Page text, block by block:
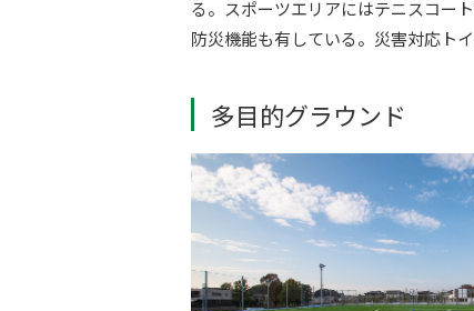
る。スポーツエリアにはテニスコー
防災機能も有している。災害対応ト
多目的グラウンド